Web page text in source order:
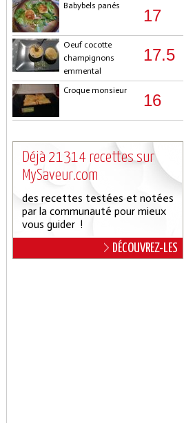
Babybels panés
17
Oeuf cocotte
champignons
emmental
17.5
Croque monsieur
16
Déjà 21314 recettes sur
MySaveur.com
des recettes testées et notées
par la communauté pour mieux
vous guider !
DÉCOUVREZ-LES